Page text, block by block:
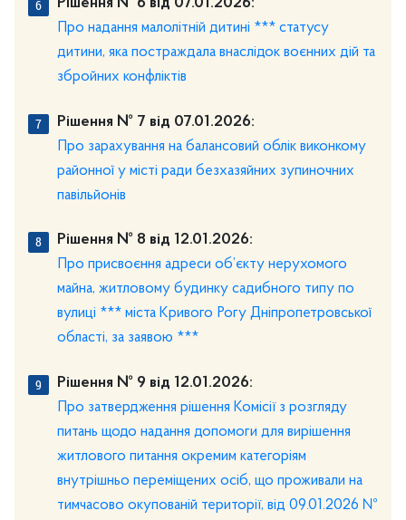
Рішення № 6 від 07.01.2026:
Про надання малолітній дитині *** статусу
дитини, яка постраждала внаслідок воєнних дій та
збройних конфліктів
Рішення № 7 від 07.01.2026:
Про зарахування на балансовий облік виконкому
районної у місті ради безхазяйних зупиночних
павільйонів
Рішення № 8 від 12.01.2026:
Про присвоєння адреси об’єкту нерухомого
майна, житловому будинку садибного типу по
вулиці *** міста Кривого Рогу Дніпропетровської
області, за заявою ***
Рішення № 9 від 12.01.2026:
Про затвердження рішення Комісії з розгляду
питань щодо надання допомоги для вирішення
житлового питання окремим категоріям
внутрішньо переміщених осіб, що проживали на
тимчасово окупованій території, від 09.01.2026 №